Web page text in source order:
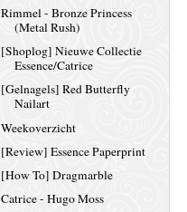
Rimmel - Bronze Princess
(Metal Rush)
[Shoplog] Nieuwe Collectie
Essence/Catrice
[Gelnagels] Red Butterfly
Nailart
Weekoverzicht
[Review] Essence Paperprint
[How To] Dragmarble
Catrice - Hugo Moss